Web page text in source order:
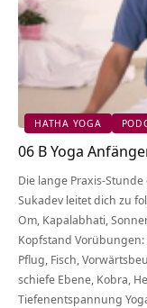
HATHA YOGA
06 B Yoga
Die lange Praxis-
Sukadev leitet dich zu
Om, Kapalabhati,
Kopfstand
Pflug, Fisch,
schiefe Ebene, Kobra,
Tiefenentspannung